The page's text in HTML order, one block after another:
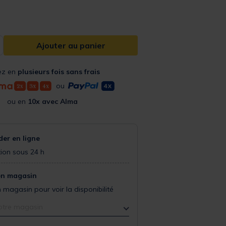
Ajouter au panier
en plusieurs fois sans frais
ou
ou en 10x avec Alma
en ligne
sous 24 h
magasin
magasin pour voir la disponibilité